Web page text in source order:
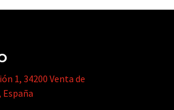
1, 34200 Venta de
España